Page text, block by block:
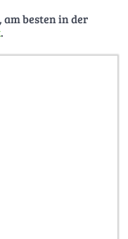
um ein Haus mit
Tor<
besten in der
.